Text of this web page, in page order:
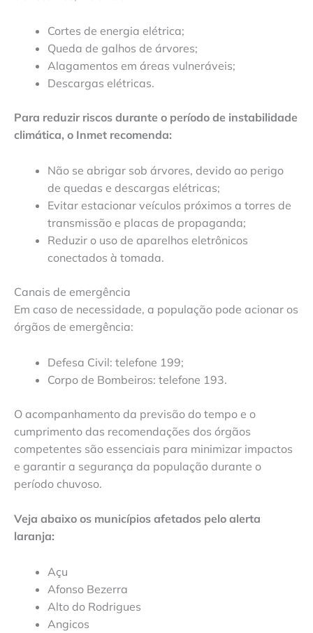
Cortes de energia elétrica;
Queda de galhos de árvores;
Alagamentos em áreas vulneráveis;
Descargas elétricas.
Para reduzir riscos durante o período de instabilidade
climática, o Inmet recomenda:
Não se abrigar sob árvores, devido ao perigo
de quedas e descargas elétricas;
Evitar estacionar veículos próximos a torres de
transmissão e placas de propaganda;
Reduzir o uso de aparelhos eletrônicos
conectados à tomada.
Canais de emergência
Em caso de necessidade, a população pode acionar os
órgãos de emergência:
Defesa Civil: telefone 199;
Corpo de Bombeiros: telefone 193.
O acompanhamento da previsão do tempo e o
cumprimento das recomendações dos órgãos
competentes são essenciais para minimizar impactos
e garantir a segurança da população durante o
período chuvoso.
Veja abaixo os municípios afetados pelo alerta
laranja:
Açu
Afonso Bezerra
Alto do Rodrigues
Angicos